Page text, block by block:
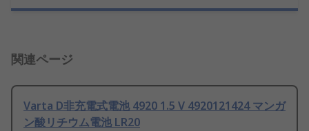
関連ページ
Varta D非充電式電池 4920 1.5 V 4920121424 マンガ
ン酸リチウム電池 LR20